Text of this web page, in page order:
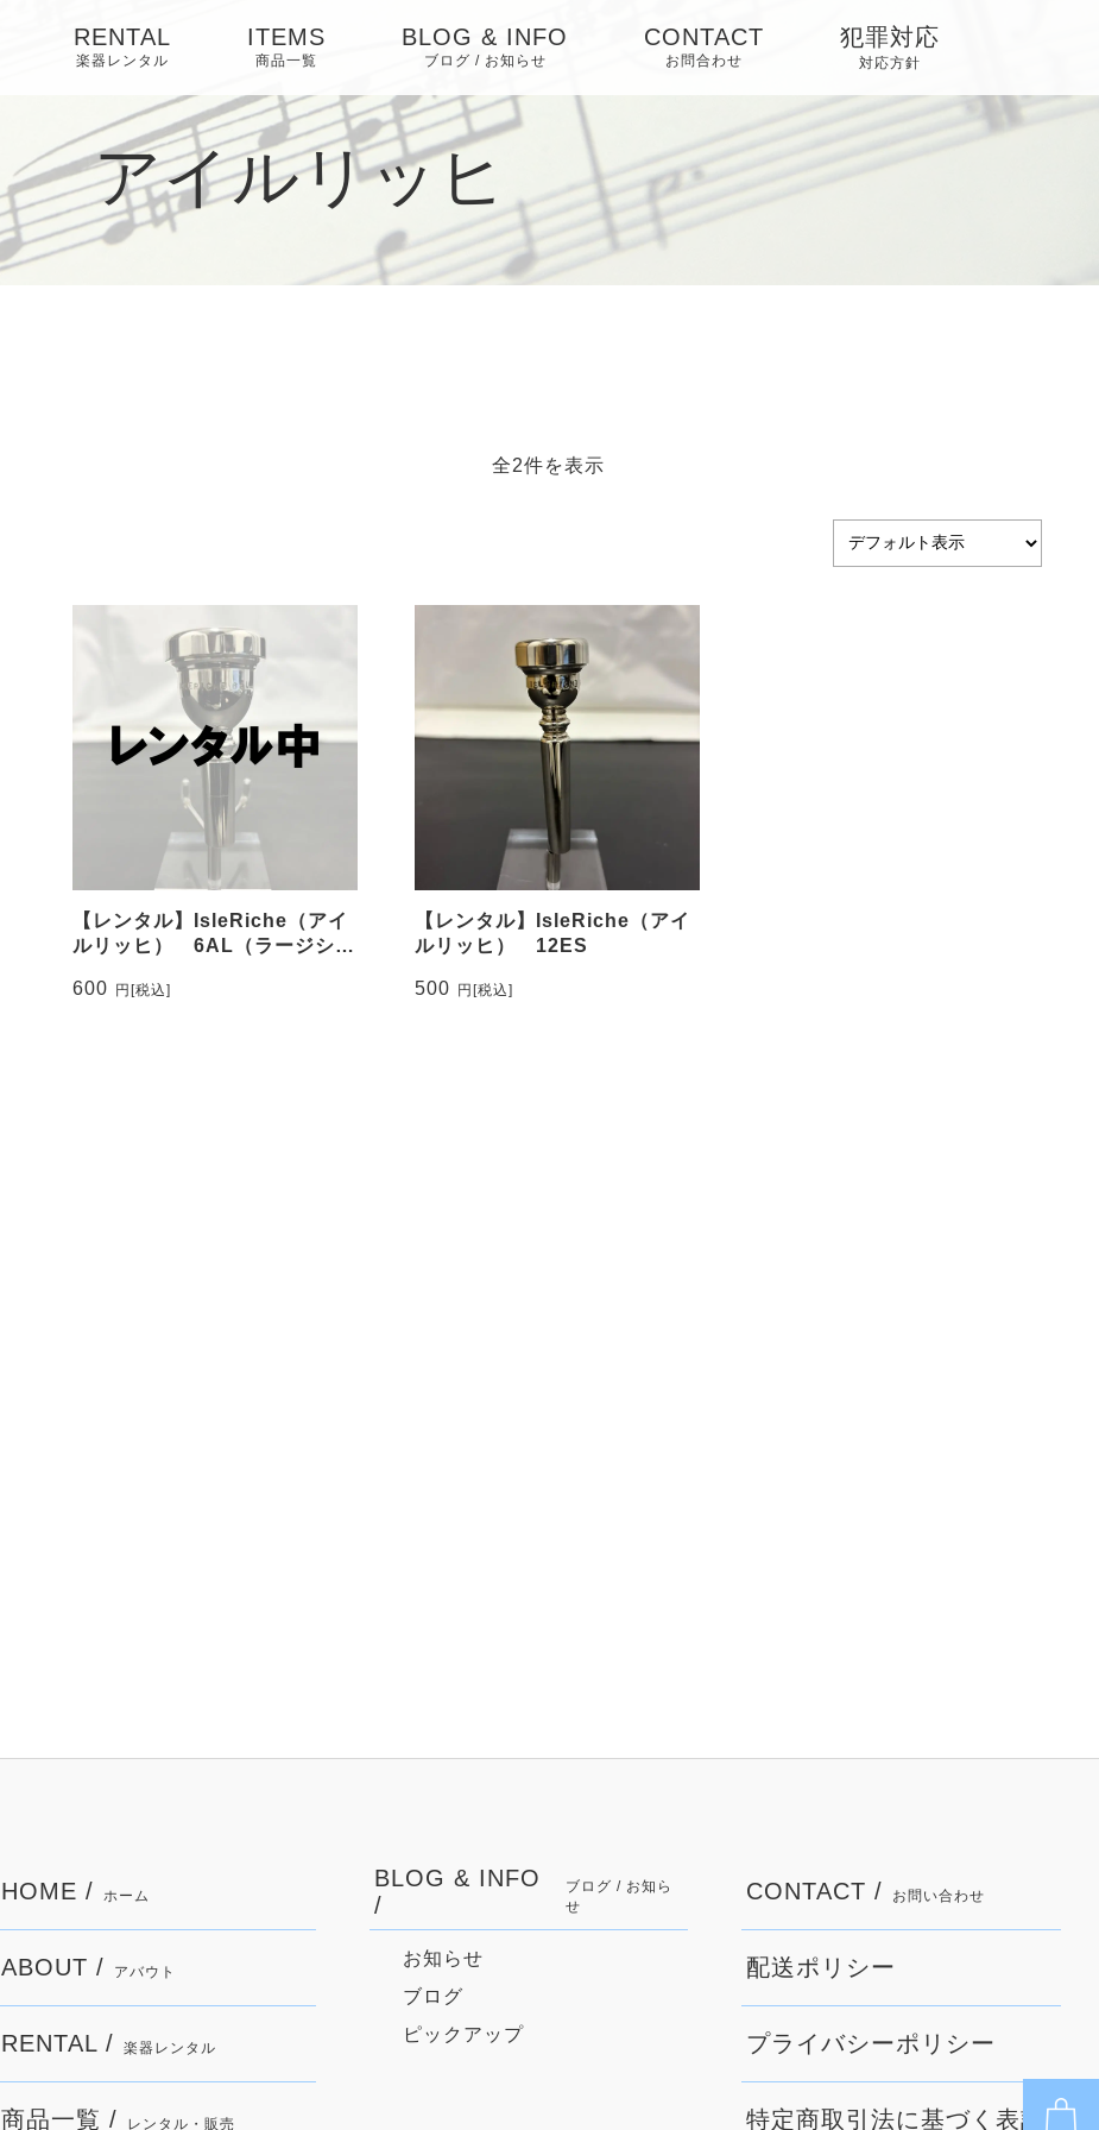
RENTAL
楽器レンタル
ITEMS
商品一覧
BLOG & INFO
ブログ / お知らせ
お知らせ
ブログ
ピックアップ
CONTACT
お問合わせ
犯罪対応
対応方針
アイルリッヒ
全2件を表示
【レンタル】IsleRiche（アイ
ルリッヒ） 6AL（ラージシャ
600 円[税込]
【レンタル】IsleRiche（アイ
ルリッヒ） 12ES
500 円[税込]
HOME / ホーム
ABOUT / アバウト
RENTAL / 楽器レンタル
商品一覧 / レンタル・販売
BLOG & INFO
/
ブログ / お知ら
せ
お知らせ
ブログ
ピックアップ
CONTACT / お問い合わせ
配送ポリシー
プライバシーポリシー
特定商取引法に基づく表記